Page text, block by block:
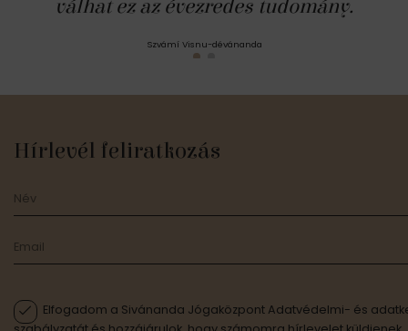
válhat ez az évezredes tudomány.
Szvámí Visnu-dévánanda
Hírlevél feliratkozás
Elfogadom a Sivánanda Jógaközpont Adatvédelmi- és